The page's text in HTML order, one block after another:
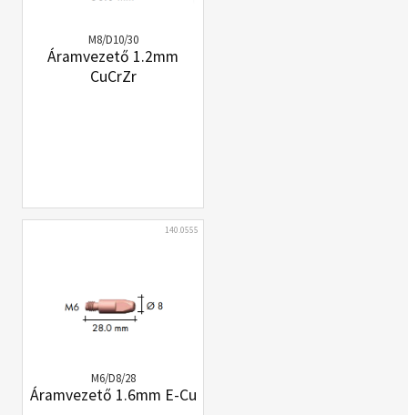
M8/D10/30
Áramvezető 1.2mm
CuCrZr
140.0555
M6/D8/28
Áramvezető 1.6mm E-Cu